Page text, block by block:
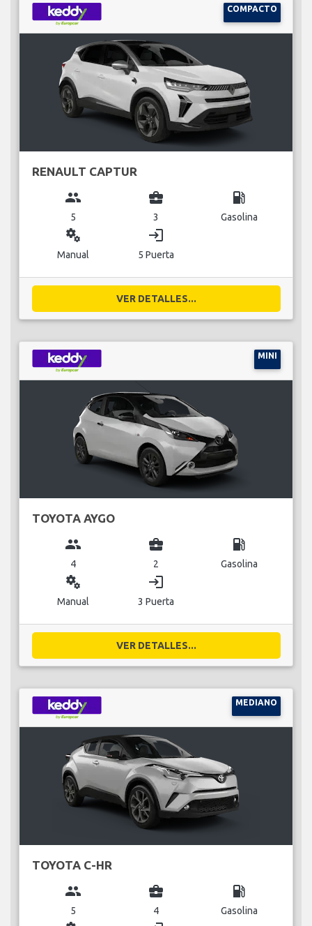
COMPACTO
RENAULT CAPTUR
group
5
business_center
3
local_gas_station
Gasolina
miscellaneous_services
Manual
login
5 Puerta
VER DETALLES...
MINI
TOYOTA AYGO
group
4
business_center
2
local_gas_station
Gasolina
miscellaneous_services
Manual
login
3 Puerta
VER DETALLES...
MEDIANO
TOYOTA C-HR
group
5
business_center
4
local_gas_station
Gasolina